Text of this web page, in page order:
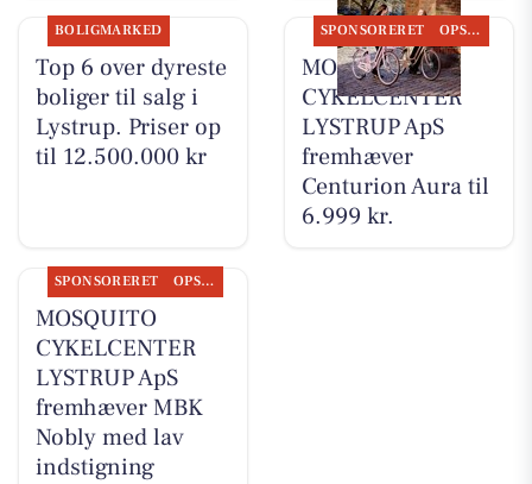
BOLIGMARKED
Top 6 over dyreste
boliger til salg i
Lystrup. Priser op
til 12.500.000 kr
SPONSORERET OPSLAGSTAVLEN
MOSQUITO
CYKELCENTER
LYSTRUP ApS
fremhæver
Centurion Aura til
6.999 kr.
SPONSORERET OPSLAGSTAVLEN
MOSQUITO
CYKELCENTER
LYSTRUP ApS
fremhæver MBK
Nobly med lav
indstigning